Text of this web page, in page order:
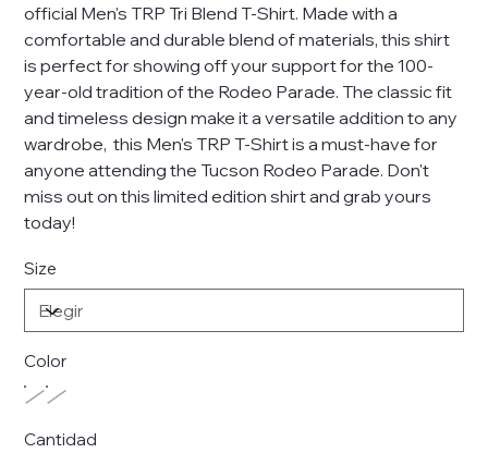
official Men's TRP Tri Blend T-Shirt. Made with a
comfortable and durable blend of materials, this shirt
is perfect for showing off your support for the 100-
year-old tradition of the Rodeo Parade. The classic fit
and timeless design make it a versatile addition to any
wardrobe, this Men's TRP T-Shirt is a must-have for
anyone attending the Tucson Rodeo Parade. Don't
miss out on this limited edition shirt and grab yours
today!
Size
Color
Cantidad